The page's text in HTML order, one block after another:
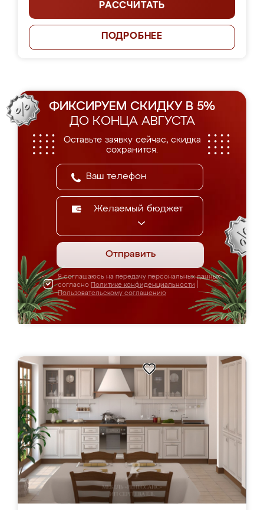
РАССЧИТАТЬ
ПОДРОБНЕЕ
ФИКСИРУЕМ СКИДКУ В 5%
ДО КОНЦА АВГУСТА
Оставьте заявку сейчас, скидка
сохранится.
Желаемый бюджет
Отправить
Я соглашаюсь на передачу персональных данных
согласно Политике конфиденциальности
Пользовательскому соглашению